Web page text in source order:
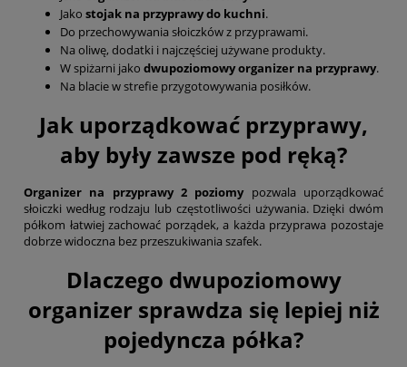
Jako stojak na przyprawy do kuchni.
Do przechowywania słoiczków z przyprawami.
Na oliwę, dodatki i najczęściej używane produkty.
W spiżarni jako dwupoziomowy organizer na przyprawy.
Na blacie w strefie przygotowywania posiłków.
Jak uporządkować przyprawy,
aby były zawsze pod ręką?
Organizer na przyprawy 2 poziomypozwala uporządkować
słoiczki według rodzaju lub częstotliwości używania. Dzięki dwóm
półkom łatwiej zachować porządek, a każda przyprawa pozostaje
dobrze widoczna bez przeszukiwania szafek.
Dlaczego dwupoziomowy
organizer sprawdza się lepiej niż
pojedyncza półka?